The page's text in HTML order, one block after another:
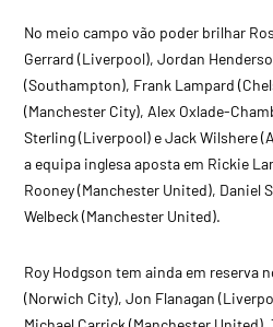
No meio campo vão poder brilhar
Gerrard (Liverpool), Jordan
(Southampton), Frank Lampard
(Manchester City), Alex Oxlade-
Sterling (Liverpool) e Jack Wilshere
a equipa inglesa aposta em Rickie
Rooney (Manchester United), Daniel
Welbeck (Manchester United).
Roy Hodgson tem ainda em reserva
(Norwich City), Jon Flanagan